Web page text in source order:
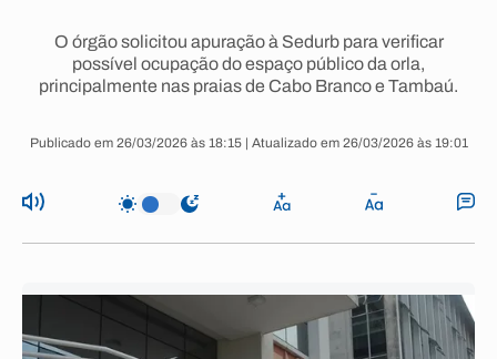
O órgão solicitou apuração à Sedurb para verificar
possível ocupação do espaço público da orla,
principalmente nas praias de Cabo Branco e Tambaú.
Publicado em 26/03/2026 às 18:15 | Atualizado em 26/03/2026 às 19:01